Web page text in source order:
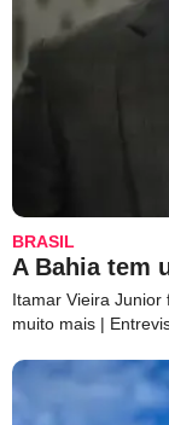
BRASIL
A Bahia tem
Itamar Vieira Junior
muito mais |